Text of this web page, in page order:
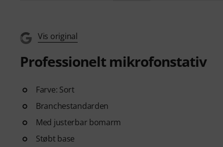
Vis original
Professionelt mikrofonstativ
Farve: Sort
Branchestandarden
Med justerbar bomarm
Støbt base